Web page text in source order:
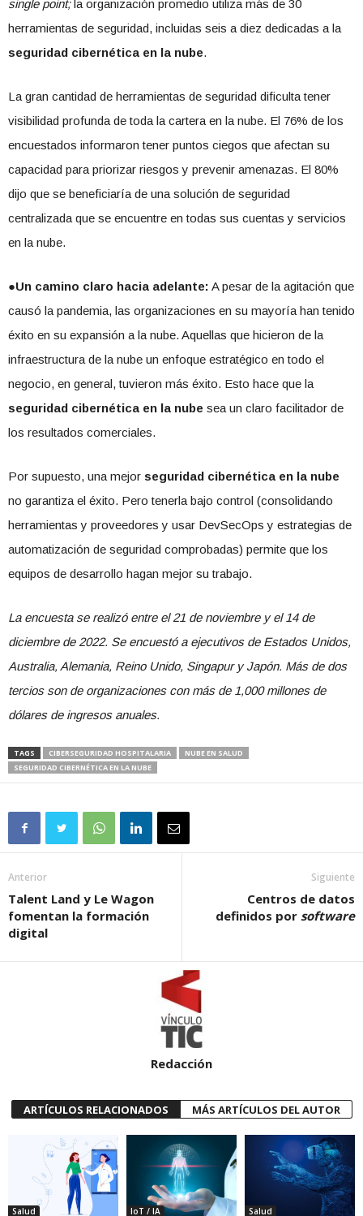
single point;la organización promedio utiliza más de 30
herramientas de seguridad, incluidas seis a diez dedicadas a la
seguridad cibernética en la nube.
La gran cantidad de herramientas de seguridad dificulta tener
visibilidad profunda de toda la cartera en la nube. El 76% de los
encuestados informaron tener puntos ciegos que afectan su
capacidad para priorizar riesgos y prevenir amenazas. El 80%
dijo que se beneficiaría de una solución de seguridad
centralizada que se encuentre en todas sus cuentas y servicios
en la nube.
●Un camino claro hacia adelante: A pesar de la agitación que
causó la pandemia, las organizaciones en su mayoría han tenido
éxito en su expansión a la nube. Aquellas que hicieron de la
infraestructura de la nube un enfoque estratégico en todo el
negocio, en general, tuvieron más éxito. Esto hace que la
seguridad cibernética en la nube sea un claro facilitador de
los resultados comerciales.
Por supuesto, una mejor seguridad cibernética en la nube
no garantiza el éxito. Pero tenerla bajo control (consolidando
herramientas y proveedores y usar DevSecOps y estrategias de
automatización de seguridad comprobadas) permite que los
equipos de desarrollo hagan mejor su trabajo.
La encuesta se realizó entre el 21 de noviembre y el 14 de
diciembre de 2022. Se encuestó a ejecutivos de Estados Unidos,
Australia, Alemania, Reino Unido, Singapur y Japón. Más de dos
tercios son de organizaciones con más de 1,000 millones de
dólares de ingresos anuales.
TAGS CIBERSEGURIDAD HOSPITALARIA
NUBE EN SALUD
SEGURIDAD CIBERNÉTICA EN LA NUBE
Anterior
Talent Land y Le Wagon
fomentan la formación
digital
Siguiente
Centros de datos
definidos por software
Redacción
ARTÍCULOS RELACIONADOS MÁS ARTÍCULOS DEL AUTOR
Salud IoT / IA Salud